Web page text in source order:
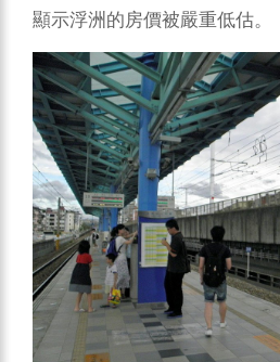
顯示浮洲的房價被嚴重低估。